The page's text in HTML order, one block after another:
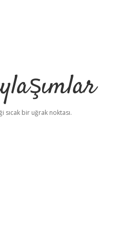
sıcak bir uğrak noktası.